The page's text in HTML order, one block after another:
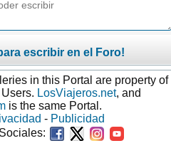
escribir en el Foro!
in this Portal are property of
LosViajeros.net, and
is the same Portal.
- Publicidad